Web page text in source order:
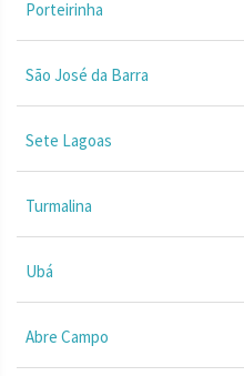
Porteirinha
São José da Barra
Sete Lagoas
Turmalina
Ubá
Abre Campo